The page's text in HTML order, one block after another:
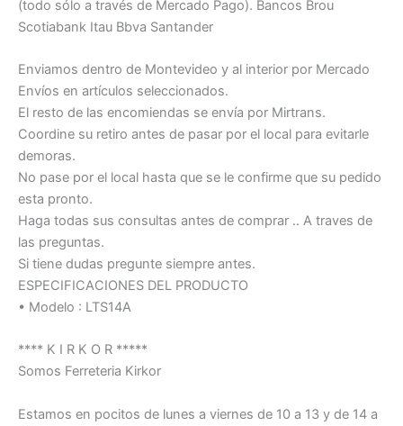
(todo sólo a través de Mercado Pago). Bancos Brou
Scotiabank Itau Bbva Santander
Enviamos dentro de Montevideo y al interior por Mercado
Envíos en artículos seleccionados.
El resto de las encomiendas se envía por Mirtrans.
Coordine su retiro antes de pasar por el local para evitarle
demoras.
No pase por el local hasta que se le confirme que su pedido
esta pronto.
Haga todas sus consultas antes de comprar .. A traves de
las preguntas.
Si tiene dudas pregunte siempre antes.
ESPECIFICACIONES DEL PRODUCTO
• Modelo : LTS14A
**** K I R K O R *****
Somos Ferreteria Kirkor
Estamos en pocitos de lunes a viernes de 10 a 13 y de 14 a